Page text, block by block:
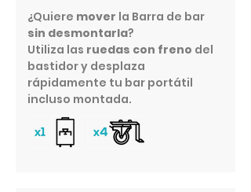
¿Quiere mover la Barra de bar
sin desmontarla?
Utiliza las ruedas con freno del
bastidor y desplaza
rápidamente tu bar portátil
incluso montada.